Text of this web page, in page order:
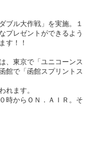
ブル大作戦」を実施。１
プレゼントができるよう
す！！
、東京で「ユニコーンス
館で「函館スプリントス
れます。
時からＯＮ．ＡＩＲ。そ